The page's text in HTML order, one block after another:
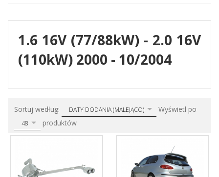
1.6 16V (77/88kW) - 2.0 16V
(110kW) 2000 - 10/2004
Sortuj według: sortDATY DODANIA (MALEJĄCO) Wyświetl po
48 produktów